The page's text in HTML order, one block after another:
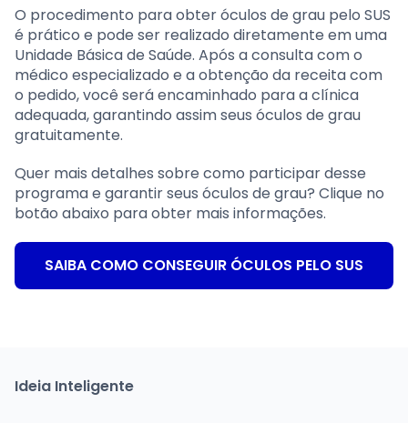
O procedimento para obter óculos de grau pelo SUS
é prático e pode ser realizado diretamente em uma
Unidade Básica de Saúde. Após a consulta com o
médico especializado e a obtenção da receita com
o pedido, você será encaminhado para a clínica
adequada, garantindo assim seus óculos de grau
gratuitamente.
Quer mais detalhes sobre como participar desse
programa e garantir seus óculos de grau? Clique no
botão abaixo para obter mais informações.
SAIBA COMO CONSEGUIR ÓCULOS PELO SUS
Ideia Inteligente